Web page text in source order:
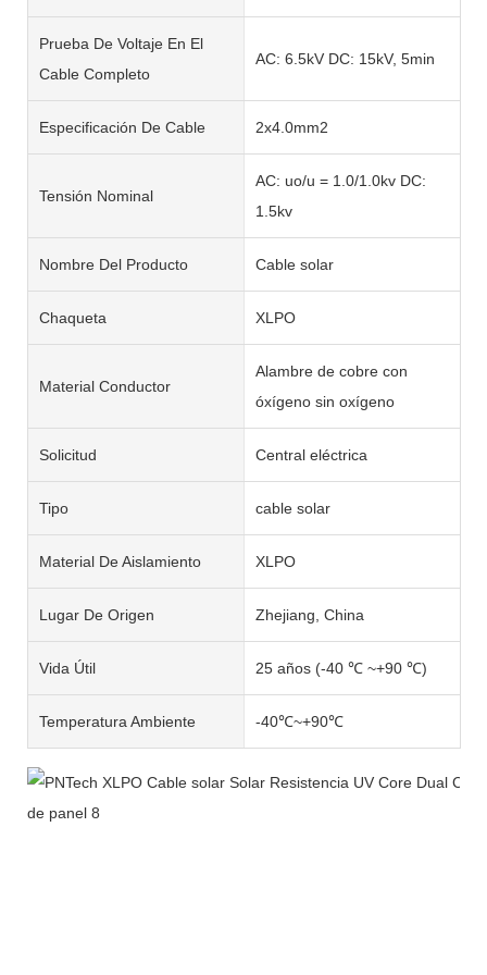
Prueba De Voltaje En El
Cable Completo
AC: 6.5kV DC: 15kV, 5min
Especificación De Cable 2x4.0mm2
Tensión Nominal
AC: uo/u = 1.0/1.0kv DC:
1.5kv
Nombre Del Producto Cable solar
Chaqueta XLPO
Material Conductor
Alambre de cobre con
óxígeno sin oxígeno
Solicitud Central eléctrica
Tipo cable solar
Material De Aislamiento XLPO
Lugar De Origen Zhejiang, China
Vida Útil 25 años (-40 ℃ ~+90 ℃)
Temperatura Ambiente -40℃~+90℃